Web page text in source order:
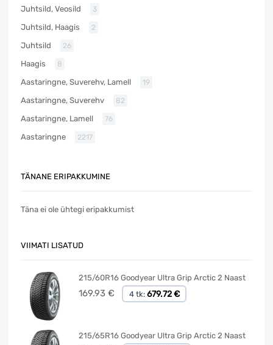
Juhtsild, Veosild 3
Juhtsild, Haagis 2
Juhtsild 26
Haagis 8
Aastaringne, Suverehv, Lamell 19
Aastaringne, Suverehv 82
Aastaringne, Lamell 76
Aastaringne 2217
TÄNANE ERIPAKKUMINE
Täna ei ole ühtegi eripakkumist
VIIMATI LISATUD
215/60R16 Goodyear Ultra Grip Arctic 2 Naast
169.93 € 4 tk: 679.72 €
215/65R16 Goodyear Ultra Grip Arctic 2 Naast